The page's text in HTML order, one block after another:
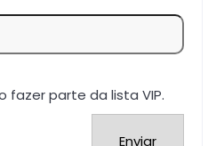
fazer parte da lista VIP.